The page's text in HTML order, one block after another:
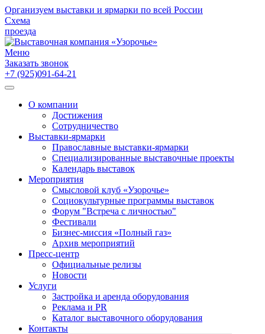
Организуем выставки и ярмарки по всей России
Схема
проезда
Меню
Заказать звонок
+7 (925)091-64-21
О компании
Достижения
Сотрудничество
Выставки-ярмарки
Православные выставки-ярмарки
Специализированные выставочные проекты
Календарь выставок
Мероприятия
Смысловой клуб «Узорочье»
Социокультурные программы выставок
Форум "Встреча с личностью"
Фестивали
Бизнес-миссия «Полный газ»
Архив мероприятий
Пресс-центр
Официальные релизы
Новости
Услуги
Застройка и аренда оборудования
Реклама и PR
Каталог выставочного оборудования
Контакты